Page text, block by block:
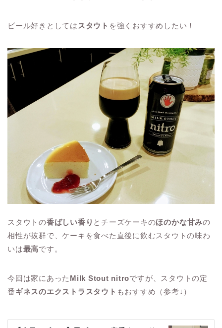
ビール好きとしては スタウト を強くおすすめしたい！
スタウトの香ばしい香り とチーズケーキのほのかな甘みの
相性が抜群で、ケーキを食べた直後に飲むスタウトの味わ
いは最高です。
今回は家にあった Milk Stout nitroですが、スタウトの定
番ギネスのエクストラスタウト もおすすめ（参考↓）